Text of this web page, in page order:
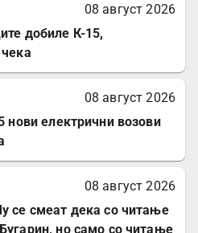
08 август 2026
добиле К-15,
08 август 2026
нови електрични возови
08 август 2026
се смеат дека со читање
но само со читање